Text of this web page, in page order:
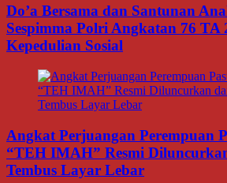
Do’a Bersama dan Santunan
Sespimma Polri Angkatan 76 TA
Kepedulian Sosial
Angkat Perjuangan Perempuan
“TEH IMAH” Resmi
Tembus Layar Lebar